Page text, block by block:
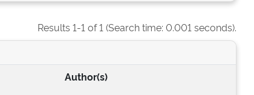
Results 1-1 of 1 (Search time: 0.001 seconds).
Author(s)